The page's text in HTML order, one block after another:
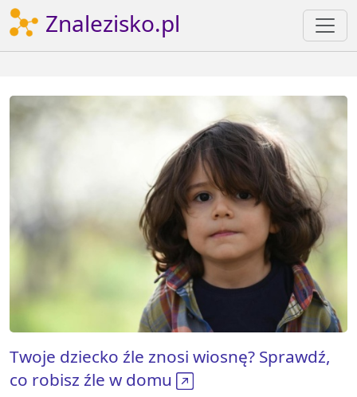
Znalezisko.pl
Twoje dziecko źle znosi wiosnę? Sprawdź,
co robisz źle w domu